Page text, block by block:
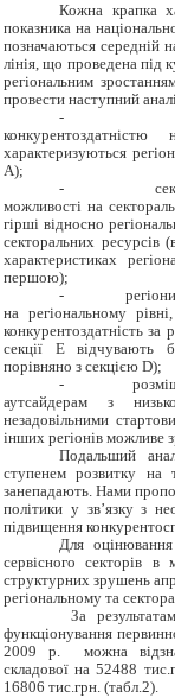
Кожна крапка
показника на
позначаються середній
лінія, що проведена під
регіональним
провести наступний
-
характеризуються
A);
-
можливості на
гірші відносно
секторальних ресурсів
характеристиках
першою);
-
на регіональному
конкурентоздатність за
секції Е відчувають
порівняно з секцією D);
-
аутсайдерам з
незадовільними
інших регіонів можливе
Подальший
ступенем розвитку на
занепадають. Нами
політики у зв’язку з
підвищення
Для оцінювання
сервісного секторів в
структурних зрушень
регіональному та
За
функціонування
2009 р. можна
складової на 52488
16806 тис.грн. (табл.2).